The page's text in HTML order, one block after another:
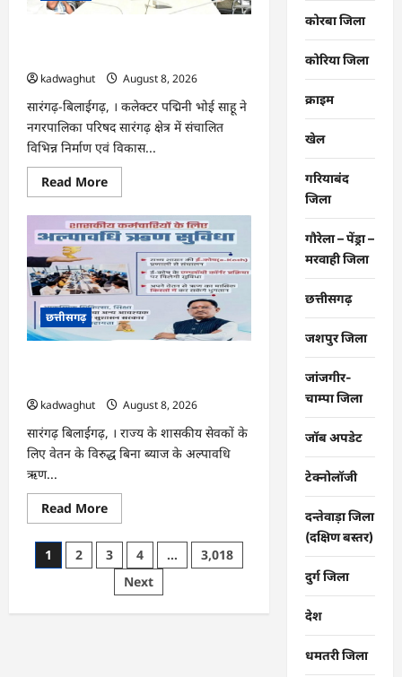
kadwaghut
August 8, 2026
सारंगढ़-बिलाईगढ़, । कलेक्टर पद्मिनी भोई साहू ने
नगरपालिका परिषद सारंगढ़ क्षेत्र में संचालित
विभिन्न निर्माण एवं विकास...
Read MoreRead
more
CG
:
सारंगढ़
नगरपालिका
के
विकास
कार्यों
का
कलेक्टर
ने
की
छत्तीसगढ़
kadwaghut
August 8, 2026
सारंगढ़ बिलाईगढ़, । राज्य के शासकीय सेवकों के
लिए वेतन के विरुद्ध बिना ब्याज के अल्पावधि
ऋण...
Read MoreRead
more
CG
:
वेतन
आधार
Posts
1 2 3 4 …
3,018
Next
कोरबा जिला
कोरिया जिला
क्राइम
खेल
गरियाबंद
जिला
गौरेला – पेंड्रा –
मरवाही जिला
छत्तीसगढ़
जशपुर जिला
जांजगीर-
चाम्पा जिला
जॉब अपडेट
टेक्नोलॉजी
दन्तेवाड़ा जिला
(दक्षिण बस्तर)
दुर्ग जिला
देश
धमतरी जिला